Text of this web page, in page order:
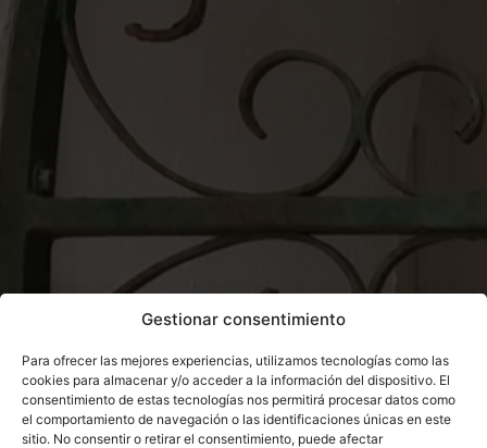
Gestionar consentimiento
Para ofrecer las mejores experiencias, utilizamos tecnologías como las
cookies para almacenar y/o acceder a la información del dispositivo. El
consentimiento de estas tecnologías nos permitirá procesar datos como
el comportamiento de navegación o las identificaciones únicas en este
sitio. No consentir o retirar el consentimiento, puede afectar